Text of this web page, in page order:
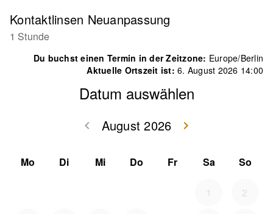
Kontaktlinsen Neuanpassung
1 Stunde
Du buchst einen Termin in der Zeitzone: Europe/Berlin
Aktuelle Ortszeit ist: 6. August 2026 14:00
Datum auswählen
August 2026
keyboard_arrow_left
keyboard_arrow_right
Mo Di Mi Do Fr Sa So
1 2